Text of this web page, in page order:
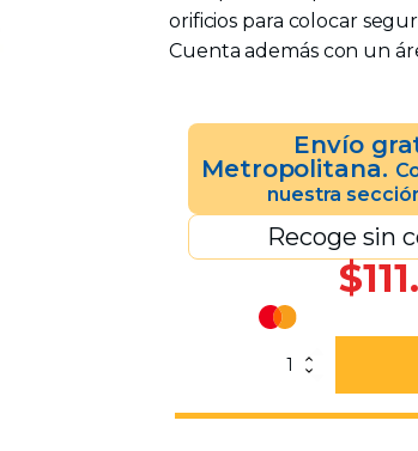
orificios para colocar
Cuenta además con un
Envío
Metropolitana.
nuestra
Recoge sin
$
Caja